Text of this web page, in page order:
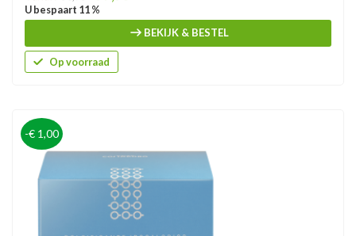
U bespaart 11 %
BEKIJK & BESTEL
Op voorraad
-€ 1,00